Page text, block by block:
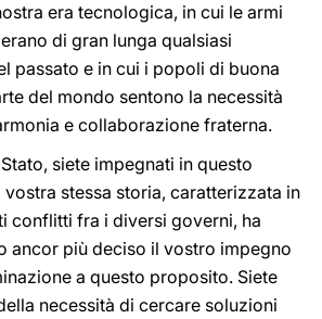
era tecnologica, in cui le armi
di gran lunga qualsiasi
passato e in cui i popoli di buona
del mondo sentono la necessità
e collaborazione fraterna.
siete impegnati in questo
stessa storia, caratterizzata in
conflitti fra i diversi governi, ha
ancor più deciso il vostro impegno
a questo proposito. Siete
necessità di cercare soluzioni